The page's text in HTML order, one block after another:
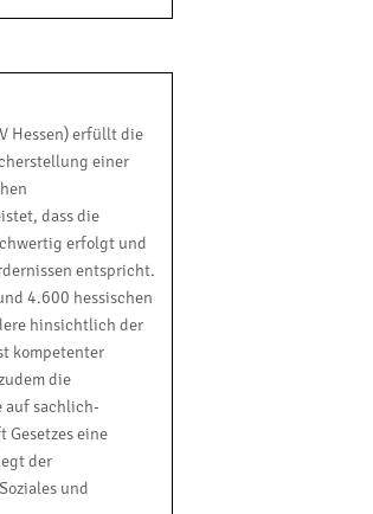
Hessen) erfüllt die
einer
dass die
erfolgt und
entspricht.
4.600 hessischen
hinsichtlich der
kompetenter
die
auf sachlich-
Gesetzes eine
der
und